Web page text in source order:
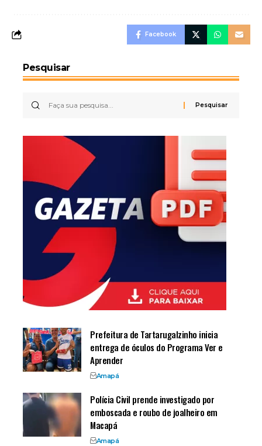
Facebook
Pesquisar
Prefeitura de Tartarugalzinho inicia
entrega de óculos do Programa Ver e
Aprender
Amapá
Polícia Civil prende investigado por
emboscada e roubo de joalheiro em
Macapá
Amapá